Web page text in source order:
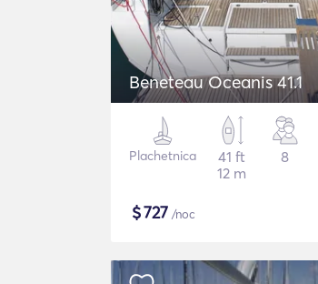
Beneteau Oceanis 41.1
Plachetnica
41 ft
12 m
8
$727 /noc